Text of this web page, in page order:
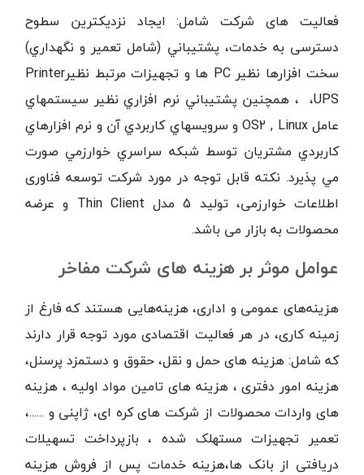
فعالیت های شرکت شامل: ایجاد نزدیکترین سطوح
دسترسی به خدمات، پشتيباني (شامل تعمير و نگهداري)
سخت افزارها نظيرPC ها و تجهيزات مرتبط نظيرPrinter
،UPS
، همچنين پشتيباني نرم افزاري نظير سيستمهاي
عاملOS2 , Linuxو سرويسهاي كاربردي آن و نرم افزارهاي
كاربردي مشتريان توسط شبكه سراسري خوارزمي صورت
مي پذيرد. نکته قابل توجه در مورد شرکت توسعه فناوری
اطلاعات خوارزمی، تولید 5 مدل
Thin Client و عرضه
محصولات به بازار می باشد.
عوامل موثر بر هزینه های شرکت مفاخر
هزینه‌های عمومی و اداری، هزینه‌هایی هستند که فارغ از
زمینه کاری، در هر فعالیت اقتصادی مورد توجه قرار دارند
که شامل: هزینه های حمل و نقل، حقوق و دستمزد پرسنل،
هزینه امور دفتری ، هزینه های تامین مواد اولیه ، هزینه
های واردات محصولات از شرکت های کره ای، ژاپنی و ......،
تعمیر تجهیزات مستهلک شده ، بازپرداخت تسهیلات
دریافتی از بانک ها،هزینه خدمات پس از فروش هزینه